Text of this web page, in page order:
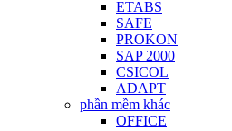
ETABS
SAFE
PROKON
SAP 2000
CSICOL
ADAPT
phần mềm khác
OFFICE